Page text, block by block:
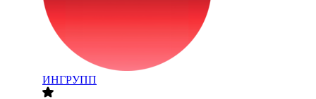
ИНГРУПП